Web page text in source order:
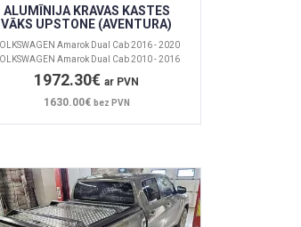
ALUMĪNIJA KRAVAS KASTES
VĀKS UPSTONE (AVENTURA)
Amarok Dual Cab 2016 - 2020
Amarok Dual Cab 2010 - 2016
1972.30€ar PVN
1630.00€ bez PVN